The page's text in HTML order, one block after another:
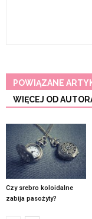
POWIĄZANE
WIĘCEJ OD
Czy srebro koloidalne
zabija pasożyty?